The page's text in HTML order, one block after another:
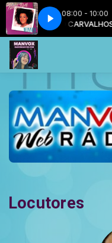
08:00 - 10:00
com ARILDO CARVALHO
(Official Music Audio)Patti
Locutores